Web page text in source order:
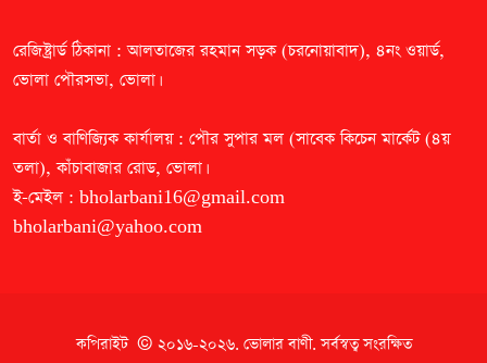
রেজিষ্ট্রার্ড ঠিকানা : আলতাজের রহমান সড়ক (চরনোয়াবাদ), ৪নং ওয়ার্ড,
ভোলা পৌরসভা, ভোলা।
বার্তা ও বাণিজ্যিক কার্যালয় : পৌর সুপার মল (সাবেক কিচেন মার্কেট (৪য়
তলা), কাঁচাবাজার রোড, ভোলা।
ই-মেইল : bholarbani16@gmail.com
bholarbani@yahoo.com
কপিরাইট © ২০১৬-২০২৬. ভোলার বাণী. সর্বস্বত্ব সংরক্ষিত